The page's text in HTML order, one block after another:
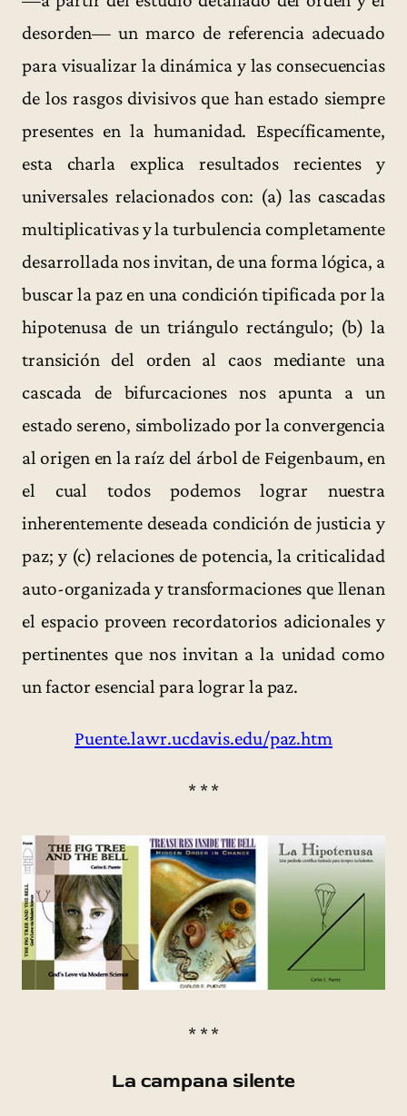
desorden— un marco de referencia adecuado
para visualizar la dinámica y las consecuencias
de los rasgos divisivos que han estado siempre
presentes en la humanidad. Específicamente,
esta charla explica resultados recientes y
universales relacionados con: (a) las cascadas
multiplicativas y la turbulencia completamente
desarrollada nos invitan, de una forma lógica, a
buscar la paz en una condición tipificada por la
hipotenusa de un triángulo rectángulo; (b) la
transición del orden al caos mediante una
cascada de bifurcaciones nos apunta a un
estado sereno, simbolizado por la convergencia
al origen en la raíz del árbol de Feigenbaum, en
el cual todos podemos lograr nuestra
inherentemente deseada condición de justicia y
paz; y (c) relaciones de potencia, la criticalidad
auto-organizada y transformaciones que llenan
el espacio proveen recordatorios adicionales y
pertinentes que nos invitan a la unidad como
un factor esencial para lograr la paz.
Puente.lawr.ucdavis.edu/paz.htm
* * *
* * *
La campana silente